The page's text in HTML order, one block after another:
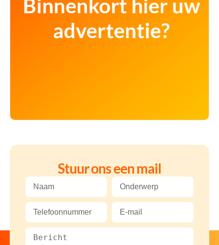
Stuur ons een mail